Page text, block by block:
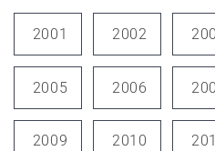
2001 2002
2005 2006
2009 2010